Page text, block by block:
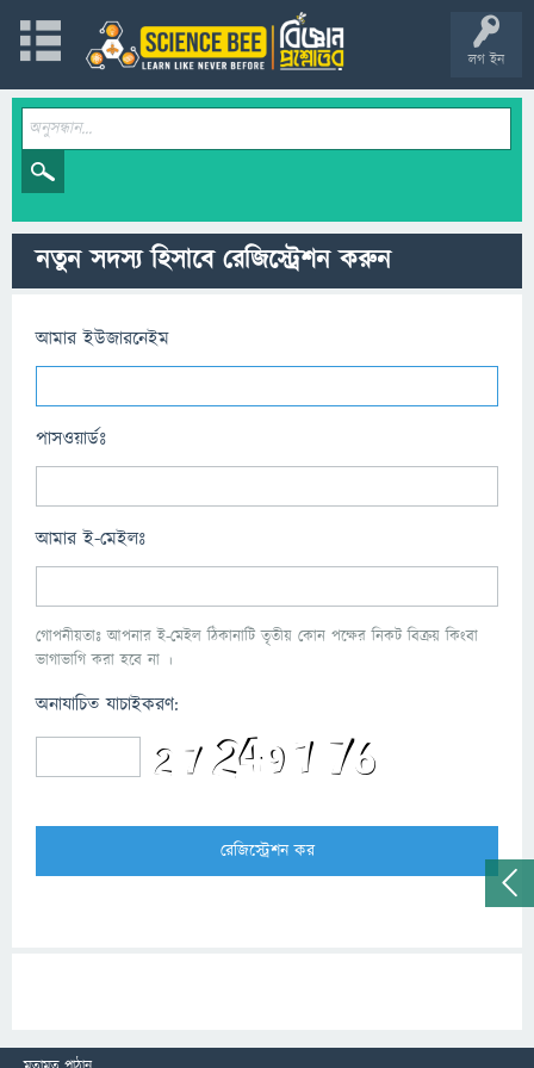
লগ ইন
নতুন সদস্য হিসাবে রেজিস্ট্রেশন করুন
আমার ইউজারনেইম
পাসওয়ার্ডঃ
আমার ই-মেইলঃ
গোপনীয়তাঃ আপনার ই-মেইল ঠিকানাটি তৃতীয় কোন পক্ষের নিকট বিক্রয় কিংবা
ভাগাভাগি করা হবে না ।
অনাযাচিত যাচাইকরণ: